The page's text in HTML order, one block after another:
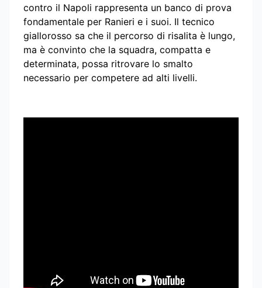
contro il Napoli rappresenta un banco di prova
fondamentale per Ranieri e i suoi. Il tecnico
giallorosso sa che il percorso di risalita è lungo,
ma è convinto che la squadra, compatta e
determinata, possa ritrovare lo smalto
necessario per competere ad alti livelli.